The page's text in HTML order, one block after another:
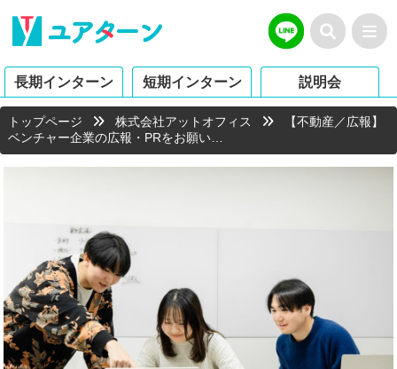
長期インターン 短期インターン 説明会
トップページ 株式会社アットオフィス
【不動産／広報】
ベンチャー企業の広報・PRをお願い…